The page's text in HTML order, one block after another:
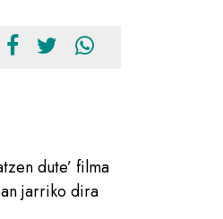
dute’ filma
jarriko dira